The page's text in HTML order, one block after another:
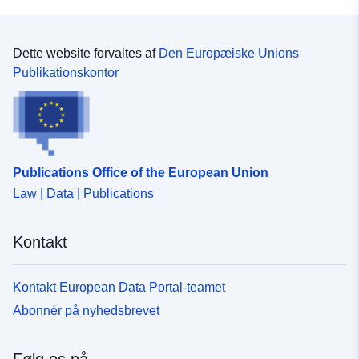
RPP'erne, uanset om de er lovpligtige eller ej. PPR-
standarden har heller ikke til formål at standardisere
kendskabet til farer. Udfordringen består i at få en
beskrivelse af en ensartet lagring af PPR's geografiske
data, da disse data er af interesse for flere erhverv i
landbrugsministerierne på den ene side og økologi og
bæredygtig udvikling på den anden side.
repræsenteret i en zoneplan, der dækker hele
undersøgelsesområdet. • Farerne ved risikoens
indsættes i præsentationsrapporten eller vedføjes som
bilag til RPP. Disse dokumenter anvendes til at
kortlægge de forskellige intensitetsniveauer for hver
fare, der indgår i risikoforebyggelsesplanen. • De
spørgsmål, der blev identificeret under udarbejdelsen af
RPP, kan også vedlægges det godkendte dokument i
PPR-data har fået COVADIS til at vælge en enkelt
datastandard, der er tilstrækkelig generisk til at håndtere
de forskellige typer risikoforebyggelsesplaner (PPRN's
risikoforebyggelsesplaner PPRT). Denne datastandard
om en risikoforebyggelsesplan. Dette dokuments
Dette website forvaltes af Den Europæiske Unions
Publikationskontor
Publications Office of the European Union
Law | Data | Publications
Kontakt
Kontakt European Data Portal-teamet
Abonnér på nyhedsbrevet